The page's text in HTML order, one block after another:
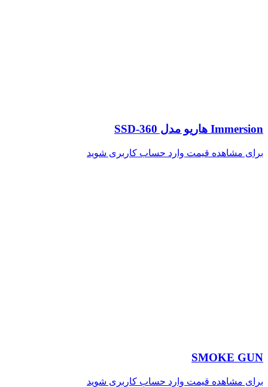
Immersion هاریو مدل SSD-360
برای مشاهده قیمت وارد حساب کاربری شوید
SMOKE GUN
برای مشاهده قیمت وارد حساب کاربری شوید